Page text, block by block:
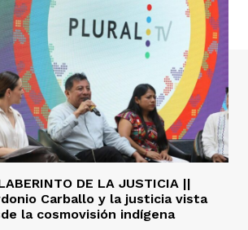
DE LA JUSTICIA ||
Carballo y la justicia vista
la cosmovisión indígena